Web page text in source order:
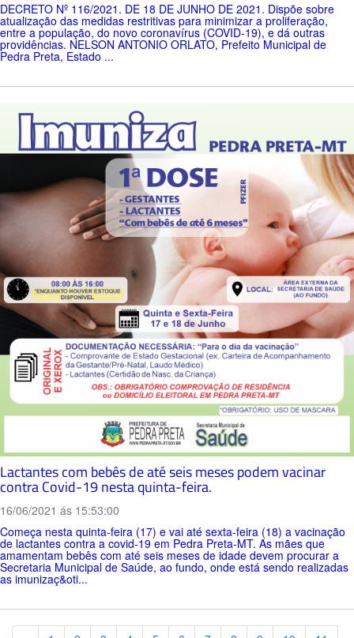
DECRETO Nº 116/2021. DE 18 DE JUNHO DE 2021. Dispõe sobre
atualização das medidas restritivas para minimizar a proliferação,
entre a população, do novo coronavírus (COVID-19), e dá outras
providências. NELSON ANTONIO ORLATO, Prefeito Municipal de
Pedra Preta, Estado ...
Lactantes com bebês de até seis meses podem vacinar
contra Covid-19 nesta quinta-feira.
16/06/2021 ás 15:53:00
Começa nesta quinta-feira (17) e vai até sexta-feira (18) a vacinação
de lactantes contra a covid-19 em Pedra Preta-MT. As mães que
amamentam bebês com até seis meses de idade devem procurar a
Secretaria Municipal de Saúde, ao fundo, onde está sendo realizadas
as imunizaç&oti...